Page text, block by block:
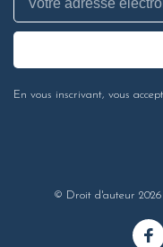
En vous inscrivant, vous
© Droit d'auteur 2026